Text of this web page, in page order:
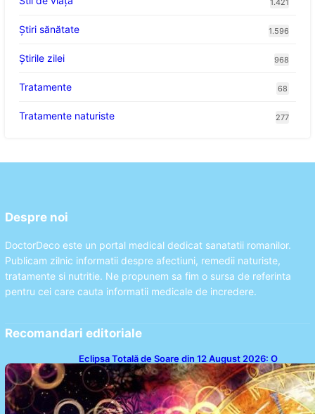
1.421
Ştiri sănătate 1.596
Știrile zilei 968
Tratamente 68
Tratamente naturiste 277
Despre noi
DoctorDeco este un portal medical dedicat sanatatii romanilor.
Publicam zilnic informatii despre afectiuni, remedii naturiste,
tratamente si nutritie. Ne propunem sa fim o sursa de referinta
pentru cei care cauta informatii medicale de incredere.
Recomandari editoriale
Eclipsa Totală de Soare din 12 August 2026: O
Analiză a Impactului asupra Trei Zodii și a Ciclului de
18 Ani